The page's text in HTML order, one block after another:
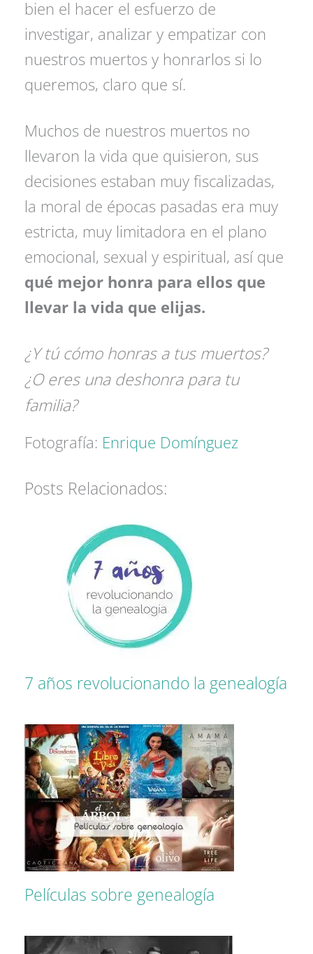
bien el hacer el esfuerzo de
investigar, analizar y empatizar con
nuestros muertos y honrarlos si lo
queremos, claro que sí.
Muchos de nuestros muertos no
llevaron la vida que quisieron, sus
decisiones estaban muy fiscalizadas,
la moral de épocas pasadas era muy
estricta, muy limitadora en el plano
emocional, sexual y espiritual, así que
qué mejor honra para ellos que
llevar la vida que elijas.
¿Y tú cómo honras a tus muertos?
¿O eres una deshonra para tu
familia?
Fotografía: Enrique Domínguez
Posts Relacionados:
7 años revolucionando la genealogía
Películas sobre genealogía